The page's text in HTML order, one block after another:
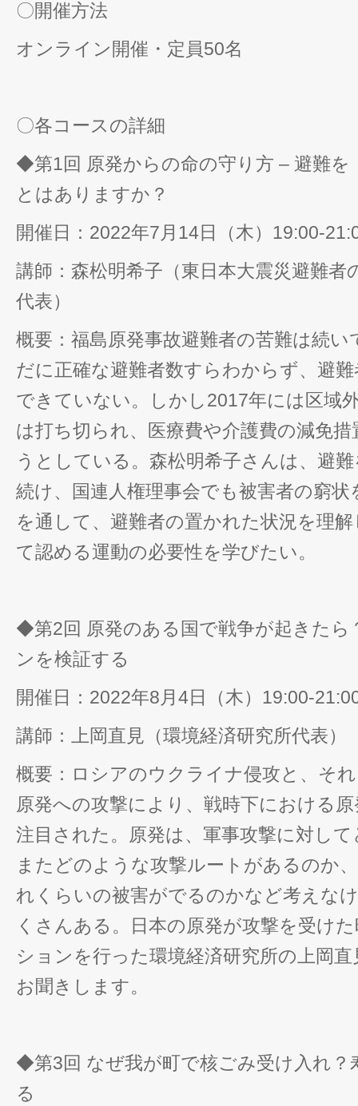
〇開催方法
オンライン開催・定員50名
〇各コースの詳細
◆第1回 原発からの命の守り方 – 避難を
とはありますか？
開催日：2022年7月14日（木）19:00-
講師：森松明希子（東日本大震災避難者
代表）
概要：福島原発事故避難者の苦難は続
だに正確な避難者数すらわからず、避
できていない。しかし2017年には区域
は打ち切られ、医療費や介護費の減免
うとしている。森松明希子さんは、避
続け、国連人権理事会でも被害者の窮
を通して、避難者の置かれた状況を理
て認める運動の必要性を学びたい。
◆第2回 原発のある国で戦争が起きたら
ンを検証する
開催日：2022年8月4日（木）19:00-
講師：上岡直見（環境経済研究所代表）
概要：ロシアのウクライナ侵攻と、そ
原発への攻撃により、戦時下における
注目された。原発は、軍事攻撃に対し
またどのような攻撃ルートがあるのか
れくらいの被害がでるのかなど考えな
くさんある。日本の原発が攻撃を受け
ションを行った環境経済研究所の上岡
お聞きします。
◆第3回 なぜ我が町で核ごみ受け入れ？
る